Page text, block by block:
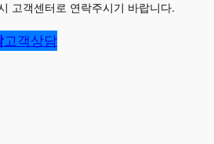
고객센터로 연락주시기 바랍니다.
고객상담